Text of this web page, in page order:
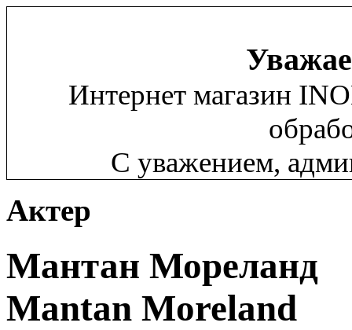
Интернет магазин
С уважением,
Актер
Мантан Мореланд
Mantan Moreland